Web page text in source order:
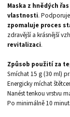
Maska z hnědých řas
vlastnosti.
zpomaluje proces
zdravější a krásnější
revitalizaci.
Způsob použití za
Smíchat 15 g (30 ml)
Energicky míchat
Nanést tenkou vrstvu
Po minimálně 10